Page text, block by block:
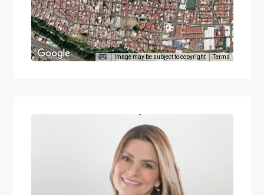
Image may be subject to copyright Terms